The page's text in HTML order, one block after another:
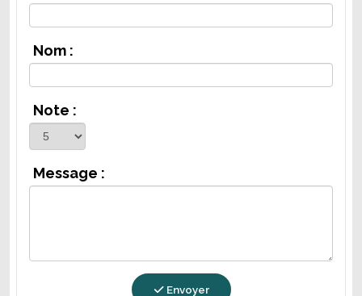
Nom :
Note :
Message :
Envoyer